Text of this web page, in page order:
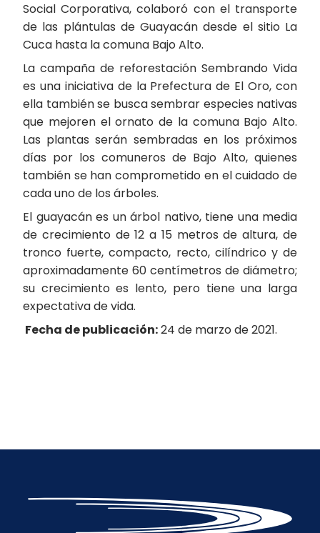
Social Corporativa, colaboró con el transporte
de las plántulas de Guayacán desde el sitio La
Cuca hasta la comuna Bajo Alto.
La campaña de reforestación Sembrando Vida
es una iniciativa de la Prefectura de El Oro, con
ella también se busca sembrar especies nativas
que mejoren el ornato de la comuna Bajo Alto.
Las plantas serán sembradas en los próximos
días por los comuneros de Bajo Alto, quienes
también se han comprometido en el cuidado de
cada uno de los árboles.
El guayacán es un árbol nativo, tiene una media
de crecimiento de 12 a 15 metros de altura, de
tronco fuerte, compacto, recto, cilíndrico y de
aproximadamente 60 centímetros de diámetro;
su crecimiento es lento, pero tiene una larga
expectativa de vida.
Fecha de publicación:24 de marzo de 2021.